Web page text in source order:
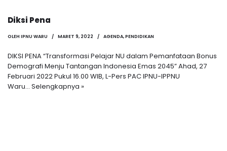
Diksi Pena
OLEH IPNU WARU MARET 9, 2022 AGENDA,PENDIDIKAN
DIKSI PENA “Transformasi Pelajar NU dalam Pemanfataan Bonus
Demografi Menju Tantangan Indonesia Emas 2045” Ahad, 27
Februari 2022 Pukul 16.00 WIB, L-Pers PAC IPNU-IPPNU
Waru… Selengkapnya »